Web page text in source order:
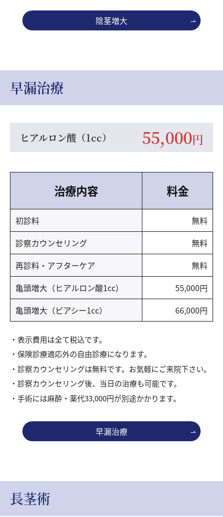
陰茎増大
早漏治療
ヒアルロン酸（1cc） 55,000円
治療内容 料金
初診料
無料
診察カウンセリング
無料
再診料・アフターケア
無料
亀頭増大（ヒアルロン酸1cc）
55,000円
亀頭増大（ビアシー1cc）
66,000円
表示費用は全て税込です。
保険診療適応外の自由診療になります。
診察カウンセリングは無料です。お気軽にご来院下さい。
診察カウンセリング後、当日の治療も可能です。
手術には麻酔・薬代33,000円が別途かかります。
早漏治療
長茎術